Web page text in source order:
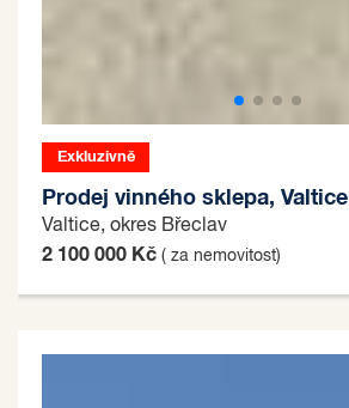
Exkluzivně
Prodej vinného sklepa, Valtice
Valtice, okres Břeclav
2 100 000 Kč ( za nemovitost)